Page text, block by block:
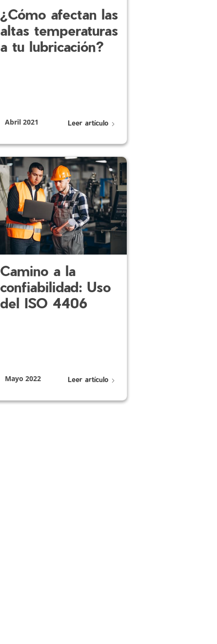
¿Cómo afectan las
altas temperaturas
a tu lubricación?
Abril 2021 Leer artículo
Camino a la
confiabilidad: Uso
del ISO 4406
Mayo 2022 Leer artículo